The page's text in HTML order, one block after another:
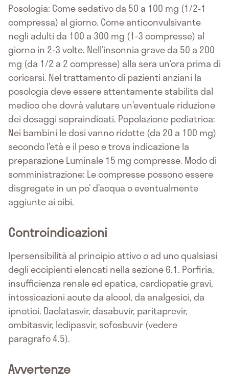
Posologia: Come sedativo da 50 a 100 mg (1/2-1
compressa) al giorno. Come anticonvulsivante
negli adulti da 100 a 300 mg (1-3 compresse) al
giorno in 2-3 volte. Nell’insonnia grave da 50 a 200
mg (da 1/2 a 2 compresse) alla sera un’ora prima di
coricarsi. Nel trattamento di pazienti anziani la
posologia deve essere attentamente stabilita dal
medico che dovrà valutare un’eventuale riduzione
dei dosaggi sopraindicati. Popolazione pediatrica:
Nei bambini le dosi vanno ridotte (da 20 a 100 mg)
secondo l’età e il peso e trova indicazione la
preparazione Luminale 15 mg compresse. Modo di
somministrazione: Le compresse possono essere
disgregate in un po’ d’acqua o eventualmente
aggiunte ai cibi.
Controindicazioni
Ipersensibilità al principio attivo o ad uno qualsiasi
degli eccipienti elencati nella sezione 6.1. Porfiria,
insufficienza renale ed epatica, cardiopatie gravi,
intossicazioni acute da alcool, da analgesici, da
ipnotici. Daclatasvir, dasabuvir, paritaprevir,
ombitasvir, ledipasvir, sofosbuvir (vedere
paragrafo 4.5).
Avvertenze